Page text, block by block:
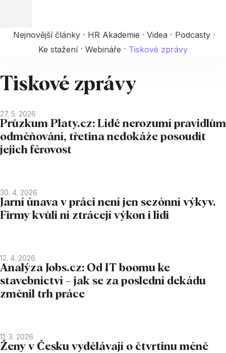
Nejnovější články HR Akademie Videa
Podcasty
Ke stažení
Webináře Tiskové zprávy
Tiskové zprávy
27. 5. 2026
Průzkum Platy.cz: Lidé nerozumí pravidlům
odměňování, třetina nedokáže posoudit
jejich férovost
30. 4. 2026
Jarní únava v práci není jen sezónní výkyv.
Firmy kvůli ní ztrácejí výkon i lidi
12. 4. 2026
Analýza Jobs.cz: Od IT boomu ke
stavebnictví – jak se za poslední dekádu
změnil trh práce
11. 3. 2026
Ženy v Česku vydělávají o čtvrtinu méně